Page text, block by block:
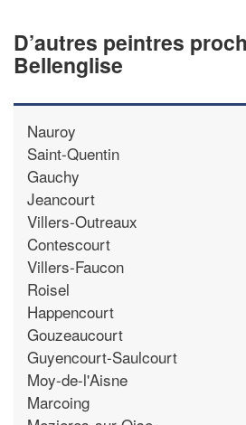
D’autres peintres
Bellenglise
Nauroy
Saint-Quentin
Gauchy
Jeancourt
Villers-Outreaux
Contescourt
Villers-Faucon
Roisel
Happencourt
Gouzeaucourt
Guyencourt-Saulcourt
Moy-de-l'Aisne
Marcoing